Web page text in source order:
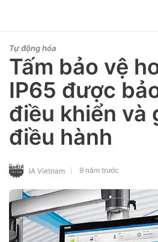
Tự động hóa
Tấm bảo vệ
IP65 được
điều khiển và
điều hành
IA Vietnam 9 năm trước